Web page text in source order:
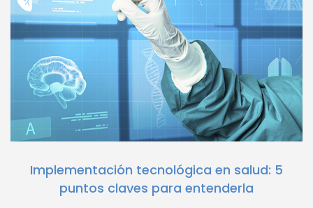
Implementación tecnológica en salud: 5
puntos claves para entenderla